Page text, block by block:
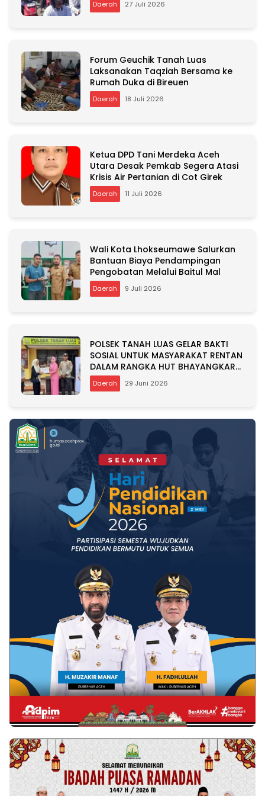
Daerah 27 Juli 2026
Forum Geuchik Tanah Luas
Laksanakan Taqziah Bersama ke
Rumah Duka di Bireuen
Daerah 18 Juli 2026
Ketua DPD Tani Merdeka Aceh
Utara Desak Pemkab Segera Atasi
Krisis Air Pertanian di Cot Girek
Daerah 11 Juli 2026
Wali Kota Lhokseumawe Salurkan
Bantuan Biaya Pendampingan
Pengobatan Melalui Baitul Mal
Daerah 9 Juli 2026
POLSEK TANAH LUAS GELAR BAKTI
SOSIAL UNTUK MASYARAKAT RENTAN
DALAM RANGKA HUT BHAYANGKARA
KE-80
Daerah 29 Juni 2026